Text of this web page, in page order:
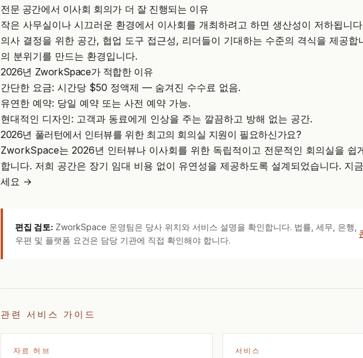
전문 공간에서 이사회 회의가 더 잘 진행되는 이유
작은 사무실이나 시끄러운 환경에서 이사회를 개최하려고 하면 생산성이 저하됩니
의사 결정을 위한 공간, 협업 도구 접근성, 리더들이 기대하는 수준의 격식을 제공합
의 분위기를 만드는 환경입니다.
2026년 ZworkSpace가 적합한 이유
간단한 요금: 시간당 $50 정액제 — 숨겨진 수수료 없음.
유연한 예약: 당일 예약 또는 사전 예약 가능.
현대적인 디자인: 고객과 동료에게 인상을 주는 깔끔하고 방해 없는 공간.
2026년 풀러턴에서 인터뷰를 위한 최고의 회의실 지원이 필요하신가요?
ZworkSpace는 2026년 인터뷰나 이사회를 위한 독립적이고 전문적인 회의실을 쉽
합니다. 저희 공간은 장기 임대 비용 없이 유연성을 제공하도록 설계되었습니다. 지
세요 →
편집 검토: ZworkSpace 운영팀은 당사 위치와 서비스 설명을 확인합니다. 법률, 세무, 은행,
우편 및 플랫폼 요건은 담당 기관에 직접 확인해야 합니다.
관련 서비스 가이드
자료 허브 서비스